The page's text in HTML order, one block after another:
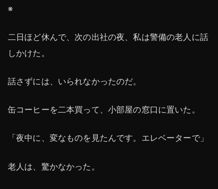
※
二日ほど休んで、次の出社の夜、私は警備の老人に話
しかけた。
話さずには、いられなかったのだ。
缶コーヒーを二本買って、小部屋の窓口に置いた。
「夜中に、変なものを見たんです。エレベーターで」
老人は、驚かなかった。